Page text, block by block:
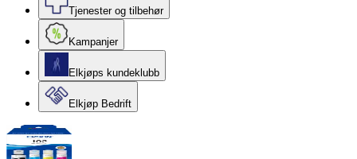
Tjenester og tilbehør
Kampanjer
Elkjøps kundeklubb
Elkjøp Bedrift